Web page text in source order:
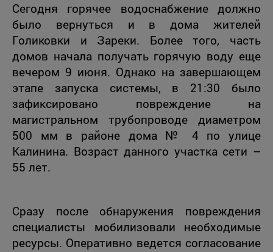
Сегодня горячее водоснабжение должно
было вернуться и в дома жителей
Голиковки и Зареки. Более того, часть
домов начала получать горячую воду еще
вечером 9 июня. Однако на завершающем
этапе запуска системы, в 21:30 было
зафиксировано повреждение на
магистральном трубопроводе диаметром
500 мм в районе дома № 4 по улице
Калинина. Возраст данного участка сети –
55 лет.
Сразу после обнаружения повреждения
специалисты мобилизовали необходимые
ресурсы. Оперативно ведется согласование